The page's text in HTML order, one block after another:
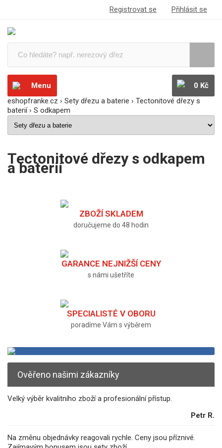
Registrovat se Přihlásit se
Menu
0 Kč
eshopfranke.cz › Sety dřezu a baterie › Tectonitové dřezy s
baterií › S odkapem
Tectonitové dřezy s odkapem
a baterií
ZBOŽÍ SKLADEM
doručujeme do 48 hodin
GARANCE NEJNIŽŠÍ CENY
s námi ušetříte
SPECIALISTÉ V OBORU
poradíme Vám s výběrem
Ověřeno našimi zákazníky
Velký výběr kvalitního zboží a profesionální přístup.
Petr R.
Na změnu objednávky reagovali rychle. Ceny jsou příznivé.